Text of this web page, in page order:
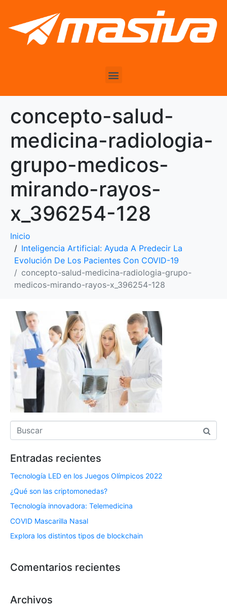
concepto-salud-
medicina-radiologia-
grupo-medicos-
mirando-rayos-
x_396254-128
Inicio
Inteligencia Artificial: Ayuda A Predecir La
Evolución De Los Pacientes Con COVID-19
concepto-salud-medicina-radiologia-grupo-
medicos-mirando-rayos-x_396254-128
Entradas recientes
Tecnología LED en los Juegos Olímpicos 2022
¿Qué son las criptomonedas?
Tecnología innovadora: Telemedicina
COVID Mascarilla Nasal
Explora los distintos tipos de blockchain
Comentarios recientes
Archivos